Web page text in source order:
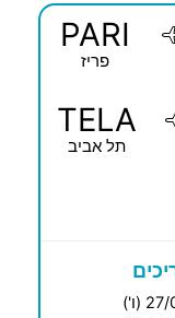
PARI
פריז
TELA
תל אביב
(ו')